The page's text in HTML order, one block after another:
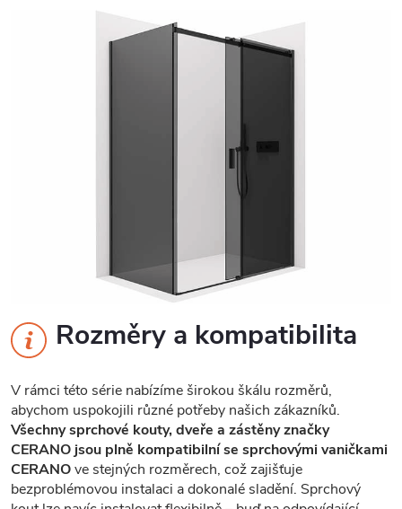
Rozměry a kompatibilita
V rámci této série nabízíme širokou škálu rozměrů,
abychom uspokojili různé potřeby našich zákazníků.
Všechny sprchové kouty, dveře a zástěny značky
CERANO jsou plně kompatibilní se sprchovými vaničkami
CERANOve stejných rozměrech, což zajišťuje
bezproblémovou instalaci a dokonalé sladění. Sprchový